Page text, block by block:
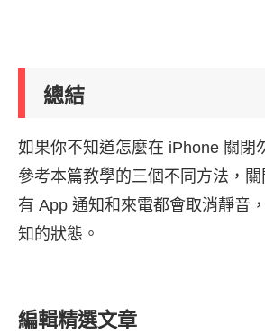
總結
如果你不知道怎麼在 iPhone 關閉
參考本篇教學的三個不同方法，
有 App 通知和來電都會取消靜音
知的狀態。
編輯精選文章